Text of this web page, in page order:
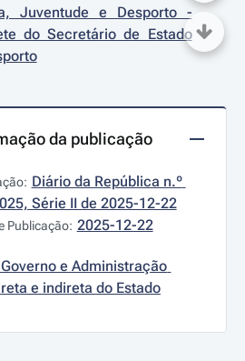
Juventude e Desporto -
do Secretário de Estado
da publicação
Diário da República n.º
Série II de 2025-12-22
Publicação: 2025-12-22
e Administração
e indireta do Estado